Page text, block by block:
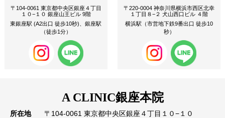
〒104-0061 東京都中央区銀座４丁目
１０−１０ 銀座山王ビル 9階
東銀座駅 (A2出口 徒歩10秒)、銀座駅
（徒歩1分）
〒220-0004 神奈川県横浜市西区北幸
１丁目８−２ 犬山西口ビル ４階
横浜駅（市営地下鉄9番出口 徒歩10
秒）
A CLINIC銀座本院
所在地
〒104-0061 東京都中央区銀座４丁目１０−１０